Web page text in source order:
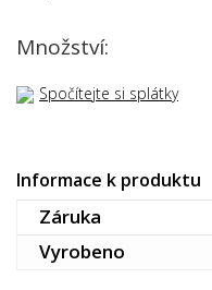
Množství:
Spočítejte si splátky
Informace k produktu
Záruka
Vyrobeno